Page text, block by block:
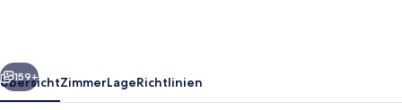
Austin
Weiter
159+
ÜbersichtZimmerLageRichtlinien